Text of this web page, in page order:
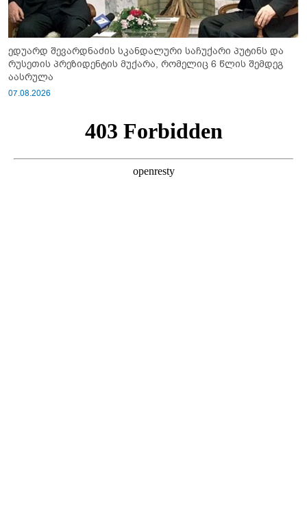
ედუარდ შევარდნაძის სკანდალური საჩუქარი პუტინს და
რუსეთის პრეზიდენტის მუქარა, რომელიც 6 წლის შემდეგ
აასრულა
07.08.2026